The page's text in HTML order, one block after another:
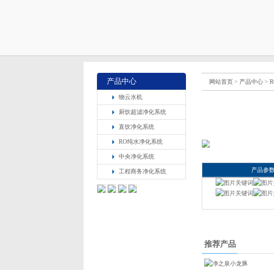
产品中心
物云水机
厨饮超滤净化系统
直饮净化系统
RO纯水净化系统
中央净化系统
工程商务净化系统
网站首页 > 产品中心 >
产品参
推荐产品